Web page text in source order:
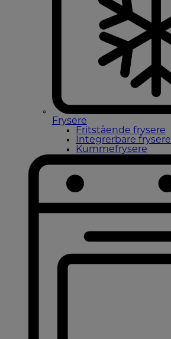
Frysere
Fritstående frysere
Integrerbare frysere
Kummefrysere